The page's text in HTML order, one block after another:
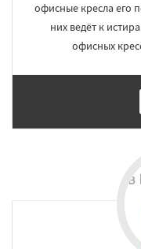
офисные кресла его
них ведёт к
офисных